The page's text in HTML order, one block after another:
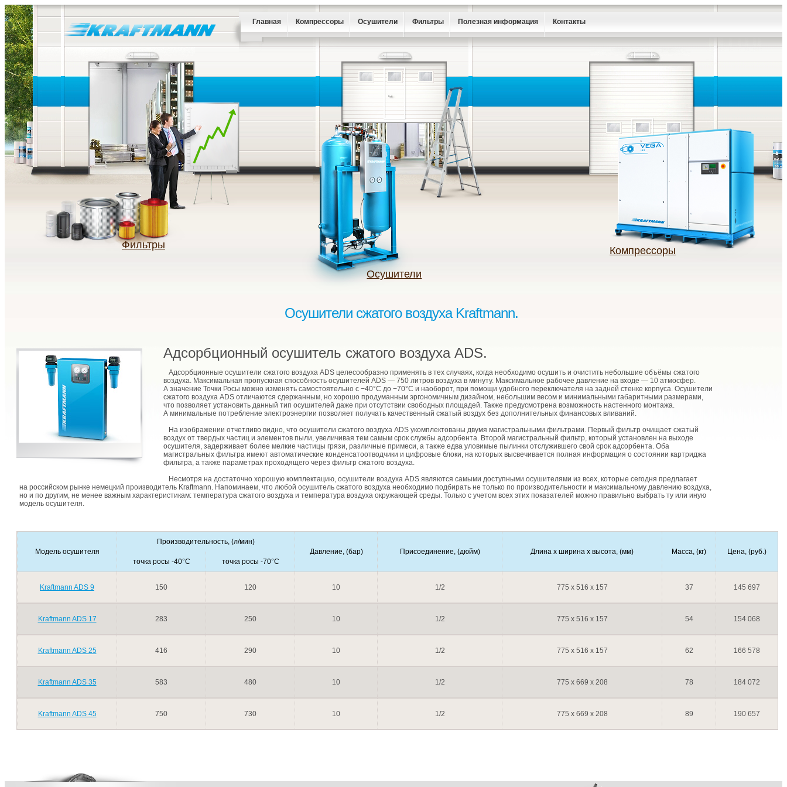
Главная Компрессоры Осушители Фильтры Полезная информация Контакты
Фильтры
Осушители
Компрессоры
Осушители сжатого воздуха Kraftmann.
Адсорбционный осушитель сжатого воздуха ADS.
Адсорбционные осушители сжатого воздуха ADS целесообразно применять в тех случаях, когда необходимо осушить и очистить небольшие объёмы сжатого
воздуха. Максимальная пропускная способность осушителей ADS — 750 литров воздуха в минуту. Максимальное рабочее давление на входе — 10 атмосфер.
А значение Точки Росы можно изменять самостоятельно с −40°С до −70°С и наоборот, при помощи удобного переключателя на задней стенке корпуса. Осушители
сжатого воздуха ADS отличаются сдержанным, но хорошо продуманным эргономичным дизайном, небольшим весом и минимальными габаритными размерами,
что позволяет установить данный тип осушителей даже при отсутствии свободных площадей. Также предусмотрена возможность настенного монтажа.
А минимальные потребление электроэнергии позволяет получать качественный сжатый воздух без дополнительных финансовых вливаний.
На изображении отчетливо видно, что осушители сжатого воздуха ADS укомплектованы двумя магистральными фильтрами. Первый фильтр очищает сжатый
воздух от твердых частиц и элементов пыли, увеличивая тем самым срок службы адсорбента. Второй магистральный фильтр, который установлен на выходе
осушителя, задерживает более мелкие частицы грязи, различные примеси, а также едва уловимые пылинки отслужившего свой срок адсорбента. Оба
магистральных фильтра имеют автоматические конденсатоотводчики и цифровые блоки, на которых высвечивается полная информация о состоянии картриджа
фильтра, а также параметрах проходящего через фильтр сжатого воздуха.
Несмотря на достаточно хорошую комплектацию, осушители воздуха ADS являются самыми доступными осушителями из всех, которые сегодня предлагает
на российском рынке немецкий производитель Kraftmann. Напоминаем, что любой осушитель сжатого воздуха необходимо подбирать не только по производительности и максимальному давлению воздуха,
но и по другим, не менее важным характеристикам: температура сжатого воздуха и температура воздуха окружающей среды. Только с учетом всех этих показателей можно правильно выбрать ту или иную
модель осушителя.
Модель осушителя
Производительность, (л/мин)
Давление, (бар)
Присоединение, (дюйм) Длина х ширина х высота, (мм) Масса, (кг)
Цена, (руб.)
точка росы -40°С
точка росы -70°С
Kraftmann ADS 9 150 120 10 1/2 775 х 516 х 157 37 145 697
Kraftmann ADS 17 283 250 10 1/2 775 х 516 х 157 54 154 068
Kraftmann ADS 25 416 290 10 1/2 775 х 516 х 157 62 166 578
Kraftmann ADS 35 583 480 10 1/2 775 х 669 х 208 78 184 072
Kraftmann ADS 45 750 730 10 1/2 775 х 669 х 208 89 190 657